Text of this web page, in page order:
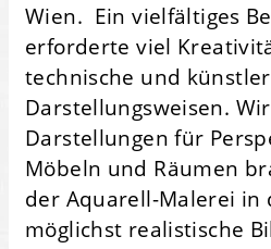
Wien. Ein vielfältiges
erforderte viel
technische und
Darstellungsweisen.
Darstellungen für
Möbeln und Räumen
der Aquarell-Malerei in
möglichst realistische